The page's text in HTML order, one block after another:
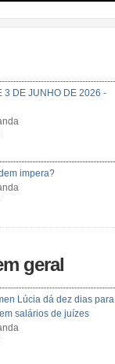
3 DE JUNHO DE 2026 -
impera?
geral
Lúcia dá dez dias para
salários de juízes